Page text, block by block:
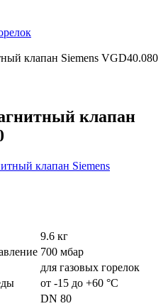
клапан Siemens VGD40.080
клапан
9.6 кг
700 мбар
для газовых горелок
от -15 до +60 °C
DN 80